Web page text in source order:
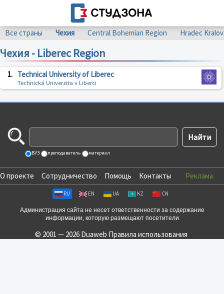
Все страны Чехия Central Bohemian Region Hradec
Чехия - Liberec Region
1. Technical University of Liberec
Technická Univerzita v Liberci
ВУЗ преподаватель материал
О проекте Сотрудничество Помощь Контакты Реклама
RU EN UA KZ CN
Администрация сайта не несет ответственности за содержание
информации, которую размещают посетители
© 2001 — 2026 Duaweb Правила использования